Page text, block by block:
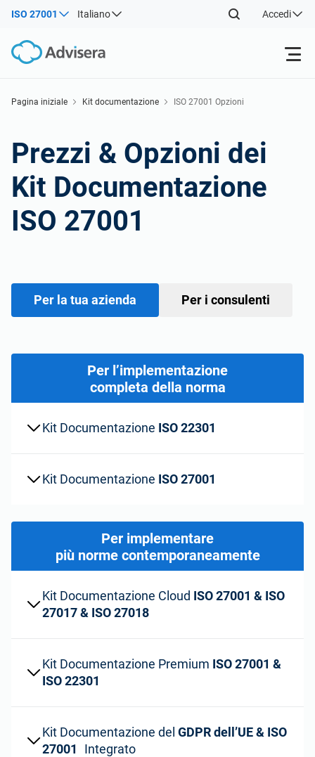
ISO 27001 Italiano Accedi
NIS2
DORA
GDPR dell’UE
ISO 20000
ISO 17025
IATF 16949
Per tipo
Da dove cominciare
Settori
Consulenti
Infrastrutture critiche
Settore bancario e finanziario
Dispositivi medici
Aerospaziale
Chi Siamo
Vedi la demo
Pagina iniziale Kit documentazione ISO 27001 Opzioni
Prezzi & Opzioni dei
Kit Documentazione
ISO 27001
Per la tua azienda Per i consulenti
Per l’implementazione
completa della norma
Kit Documentazione ISO 22301
Kit Documentazione ISO 27001
Per implementare
più norme contemporaneamente
Kit Documentazione Cloud ISO 27001 & ISO
27017 & ISO 27018
Kit Documentazione Premium ISO 27001 &
ISO 22301
Kit Documentazione del GDPR dell’UE & ISO
27001
Integrato